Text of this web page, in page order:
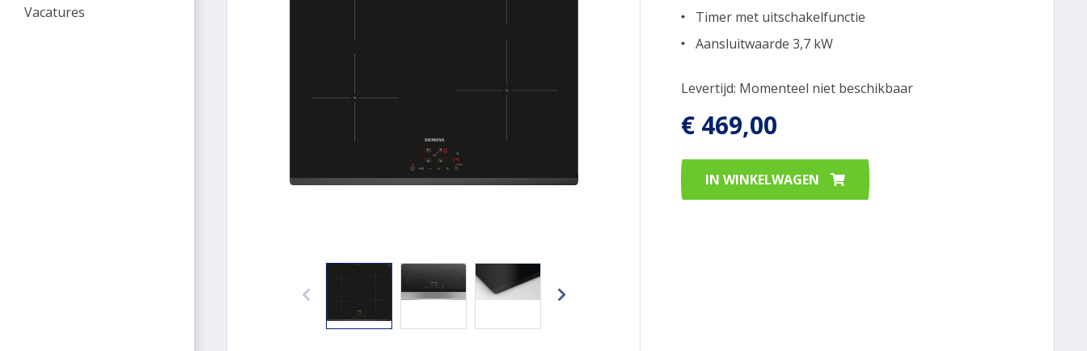
Vacatures
Levertijd: Momenteel niet beschikbaar
Timer met uitschakelfunctie
Aansluitwaarde 3,7 kW
€ 469,00
IN WINKELWAGEN